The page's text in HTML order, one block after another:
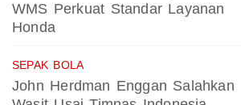
WMS Perkuat Standar Layanan
Honda
SEPAK BOLA
John Herdman Enggan Salahkan